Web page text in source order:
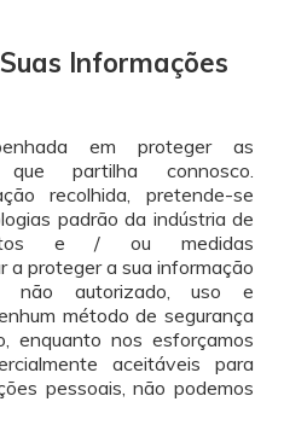
Informações
em proteger as
que partilha connosco.
recolhida, pretende-se
padrão da indústria de
e / ou medidas
a proteger a sua informação
não autorizado, uso e
método de segurança
enquanto nos esforçamos
aceitáveis para
pessoais, não podemos